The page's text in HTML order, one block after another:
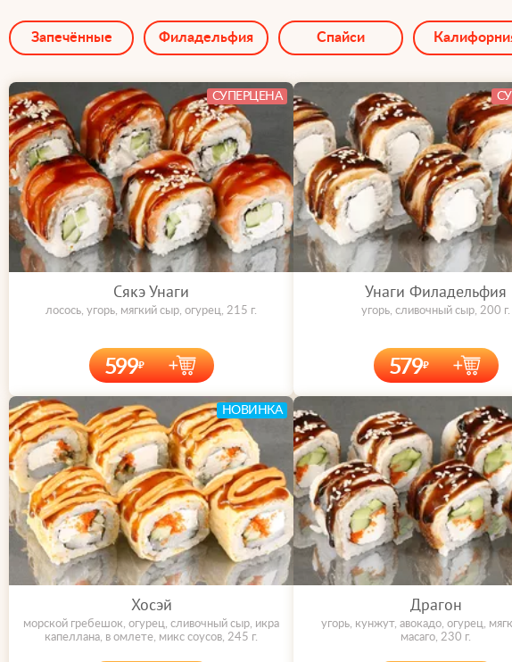
Запечённые Филадельфия Спайси
Сякэ Унаги
лосось, угорь, мягкий сыр, огурец, 215 г.
599
СУПЕРЦЕНА
Унаги Филадельфия
угорь, сливочный сыр, 200 г.
579
Хосэй
морской гребешок, огурец, сливочный сыр, икра
капеллана, в омлете, микс соусов, 245 г.
НОВИНКА
Драгон
угорь, кунжут, авокадо, огурец,
масаго, 230 г.